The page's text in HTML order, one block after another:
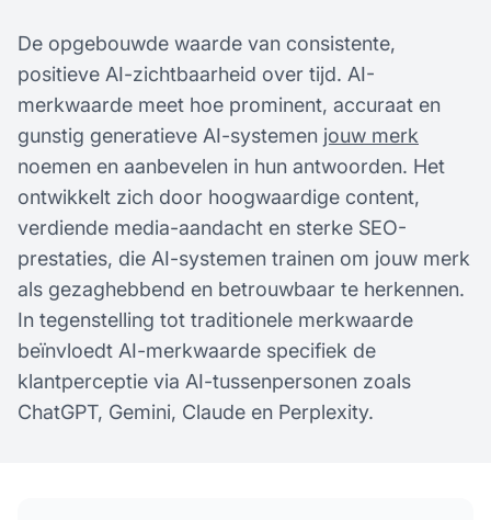
De opgebouwde waarde van consistente,
positieve AI-zichtbaarheid over tijd. AI-
merkwaarde meet hoe prominent, accuraat en
gunstig generatieve AI-systemen jouw merk
noemen en aanbevelen in hun antwoorden. Het
ontwikkelt zich door hoogwaardige content,
verdiende media-aandacht en sterke SEO-
prestaties, die AI-systemen trainen om jouw merk
als gezaghebbend en betrouwbaar te herkennen.
In tegenstelling tot traditionele merkwaarde
beïnvloedt AI-merkwaarde specifiek de
klantperceptie via AI-tussenpersonen zoals
ChatGPT, Gemini, Claude en Perplexity.